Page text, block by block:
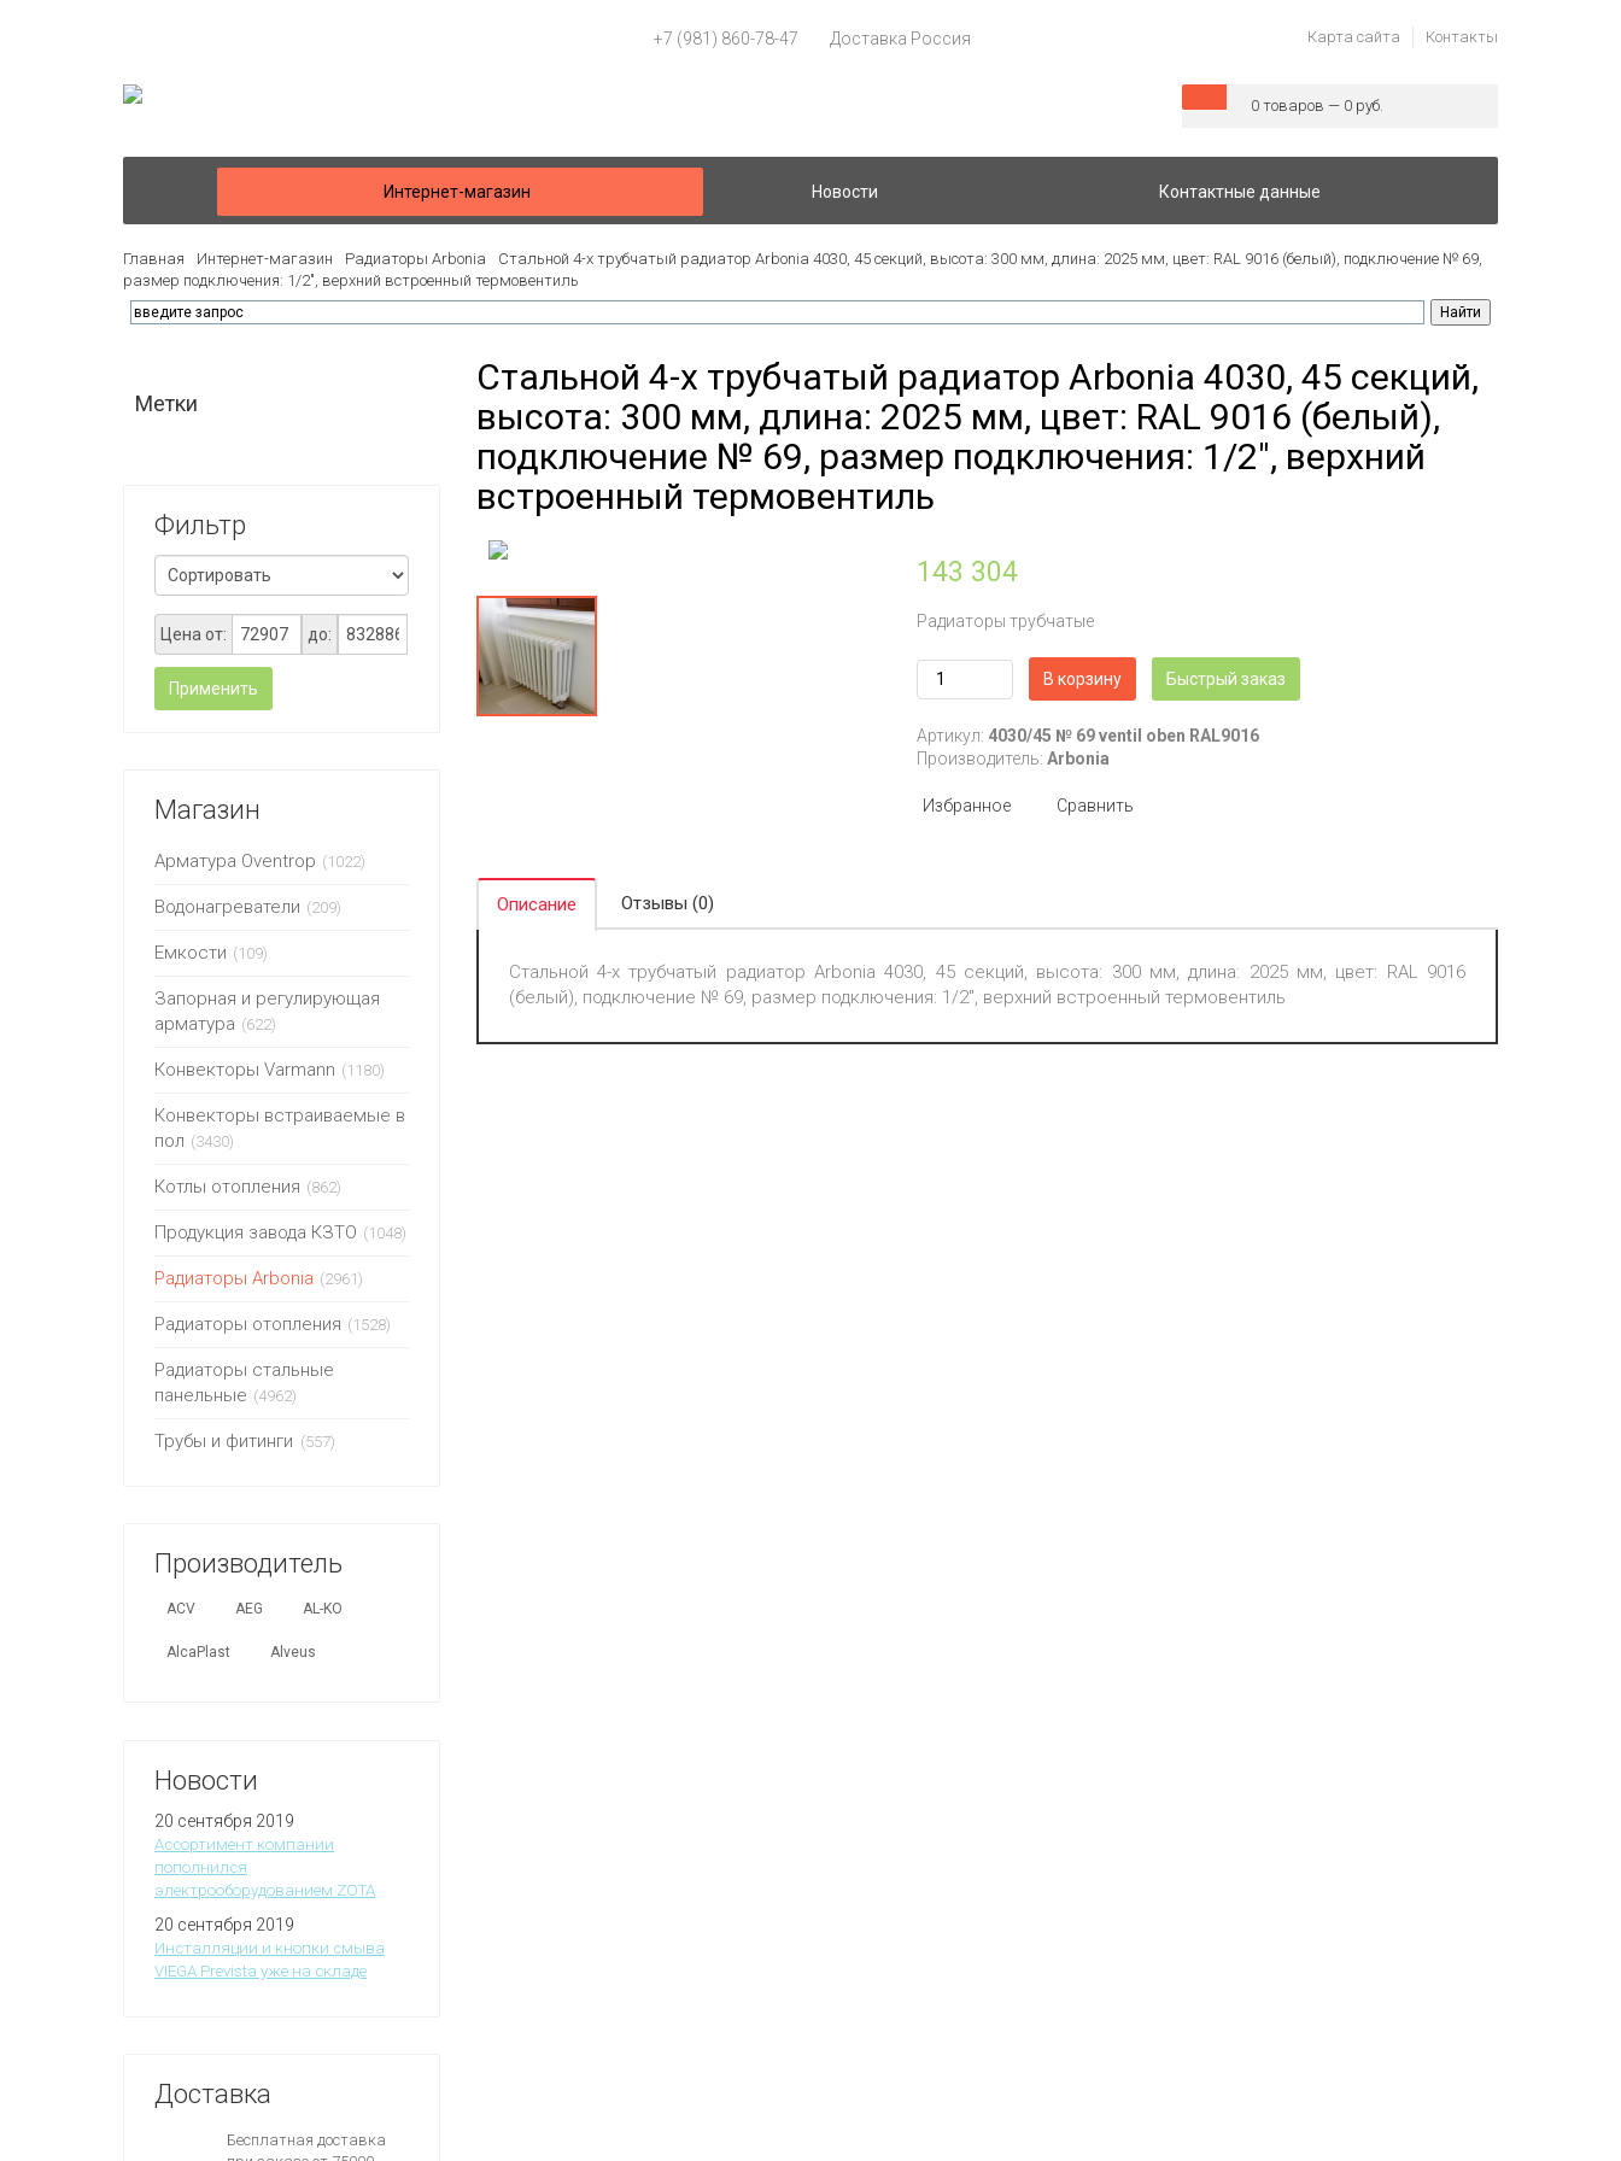
+7 (981) 860-78-47 Доставка Россия Карта сайта Контакты
0 товаров — 0 руб.
Интернет-магазин Новости Контактные данные
Главная Интернет-магазин Радиаторы Arbonia
Стальной 4-х трубчатый радиатор Arbonia 4030, 45 секций, высота: 300 мм, длина: 2025 мм, цвет: RAL 9016 (белый), подключение № 69,
размер подключения: 1/2", верхний встроенный термовентиль
Метки
Фильтр
Цена от: до:
Применить
Магазин
Арматура Oventrop (1022)
Водонагреватели (209)
Емкости (109)
Запорная и регулирующая
арматура (622)
Конвекторы Varmann (1180)
Конвекторы встраиваемые в
пол (3430)
Котлы отопления (862)
Продукция завода КЗТО (1048)
Радиаторы Arbonia (2961)
Радиаторы отопления (1528)
Радиаторы стальные
панельные (4962)
Трубы и фитинги (557)
Производитель
ACV AEG AL-KO
AlcaPlast Alveus
Новости
20 сентября 2019
Ассортимент компании
пополнился
электрооборудованием ZOTA
20 сентября 2019
Инсталляции и кнопки смыва
VIEGA Prevista уже на складе
Доставка
Бесплатная доставка
Стальной 4-х трубчатый радиатор Arbonia 4030, 45 секций,
высота: 300 мм, длина: 2025 мм, цвет: RAL 9016 (белый),
подключение № 69, размер подключения: 1/2", верхний
встроенный термовентиль
143 304
Радиаторы трубчатые
В корзину Быстрый заказ
Артикул: 4030/45 № 69 ventil oben RAL9016
Производитель:Arbonia
Избранное Сравнить
Описание Отзывы (0)
Стальной 4-х трубчатый радиатор Arbonia 4030, 45 секций, высота: 300 мм, длина: 2025 мм, цвет: RAL 9016
(белый), подключение № 69, размер подключения: 1/2", верхний встроенный термовентиль